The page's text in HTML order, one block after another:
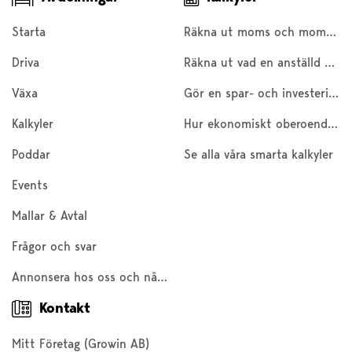
Starta
Driva
Växa
Kalkyler
Poddar
Events
Mallar & Avtal
Frågor och svar
Annonsera hos oss och nå 200 000 företagare och entreprenörer
Räkna ut moms och moms baklänges
Räkna ut vad en anställd kostar
Gör en spar- och investeringskalkyl
Hur ekonomiskt oberoende är du?
Se alla våra smarta kalkyler
Kontakt
Mitt Företag (Growin AB)